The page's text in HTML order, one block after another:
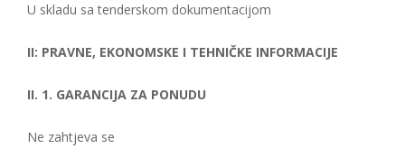
U skladu sa tenderskom dokumentacijom
II: PRAVNE, EKONOMSKE I TEHNIČKE INFORMACIJE
II. 1. GARANCIJA ZA PONUDU
Ne zahtjeva se